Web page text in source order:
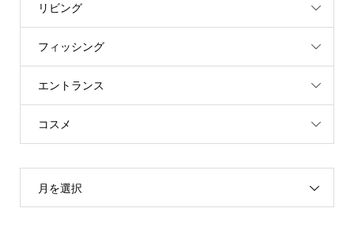
リビング
フィッシング
エントランス
コスメ
月を選択